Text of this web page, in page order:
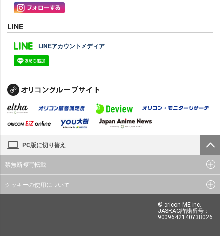
LINE
LINEアカウントメディア
PC版に切り替え
禁無断複写転載
クッキーの使用について
© oricon ME inc.
JASRAC許諾番号：
9009642140Y38026